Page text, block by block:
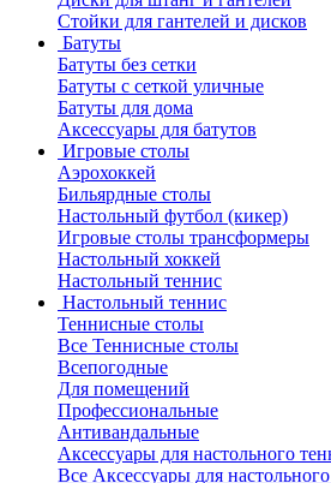
Стойки для гантелей и дисков
Батуты
Батуты без сетки
Батуты с сеткой уличные
Батуты для дома
Аксессуары для батутов
Игровые столы
Аэрохоккей
Бильярдные столы
Настольный футбол (кикер)
Игровые столы трансформеры
Настольный хоккей
Настольный теннис
Настольный теннис
Теннисные столы
Все Теннисные столы
Всепогодные
Для помещений
Профессиональные
Антивандальные
Аксессуары для настольного
Все Аксессуары для